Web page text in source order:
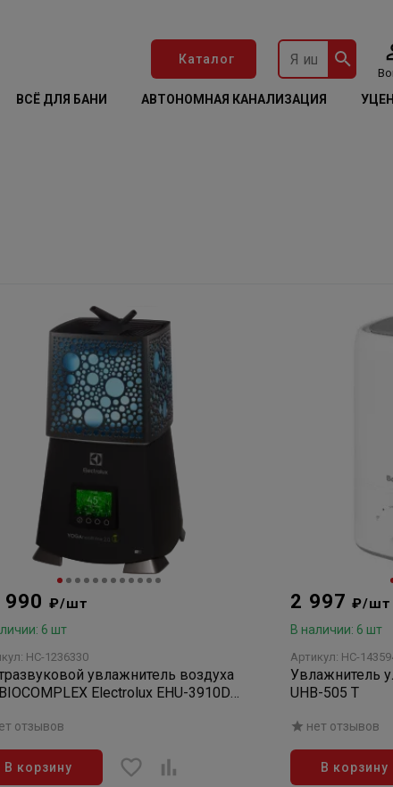
Каталог
ВСЁ ДЛЯ БАНИ АВТОНОМНАЯ КАНАЛИЗАЦИЯ
990 ₽/шт
6 шт
НС-1236330
увлажнитель воздуха
Electrolux EHU-3910D
отзывов
В корзину
2 997 ₽/шт
В наличии: 6 шт
Артикул: НС-
Увлажнитель
UHB-505 T
нет отзывов
В корзину